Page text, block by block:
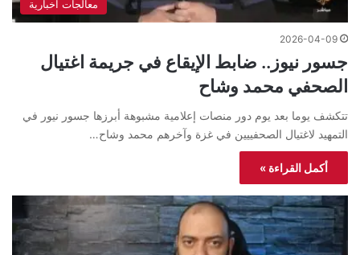
معالجات اخبارية
2026-04-09
جسور نيوز.. ضابط الإيقاع في جريمة اغتيال
الصحفي محمد وشاح
تتكشف يوما بعد يوم دور منصات إعلامية مشبوهة أبرزها جسور نيور في
التمهيد لاغتيال الصحفييين في غزة وآخرهم محمد وشاح…
أكمل القراءة »